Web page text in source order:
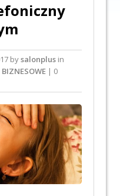
bysalonplus in
| 0